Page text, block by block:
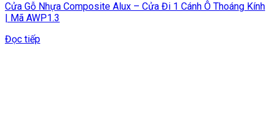
Cửa Gỗ Nhựa Composite Alux – Cửa Đi 1 Cánh Ô Thoáng Kính
| Mã AWP1.3
Đọc tiếp